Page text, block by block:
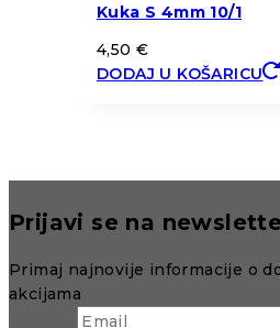
Kuka S 4mm 10/1
4,50 €
DODAJ U KOŠARICU
Prijavi se na
Primaj najnovije informacije o
akcijama